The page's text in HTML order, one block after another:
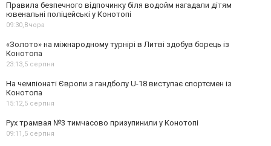
Правила безпечного відпочинку біля водойм нагадали дітям
ювенальні поліцейські у Конотопі
09:30, Вчора
«Золото» на міжнародному турнірі в Литві здобув борець із
Конотопа
23:13,5 серпня
На чемпіонаті Європи з гандболу U-18 виступає спортсмен із
Конотопа
15:12,5 серпня
Рух трамвая №3 тимчасово призупинили у Конотопі
09:11,5 серпня